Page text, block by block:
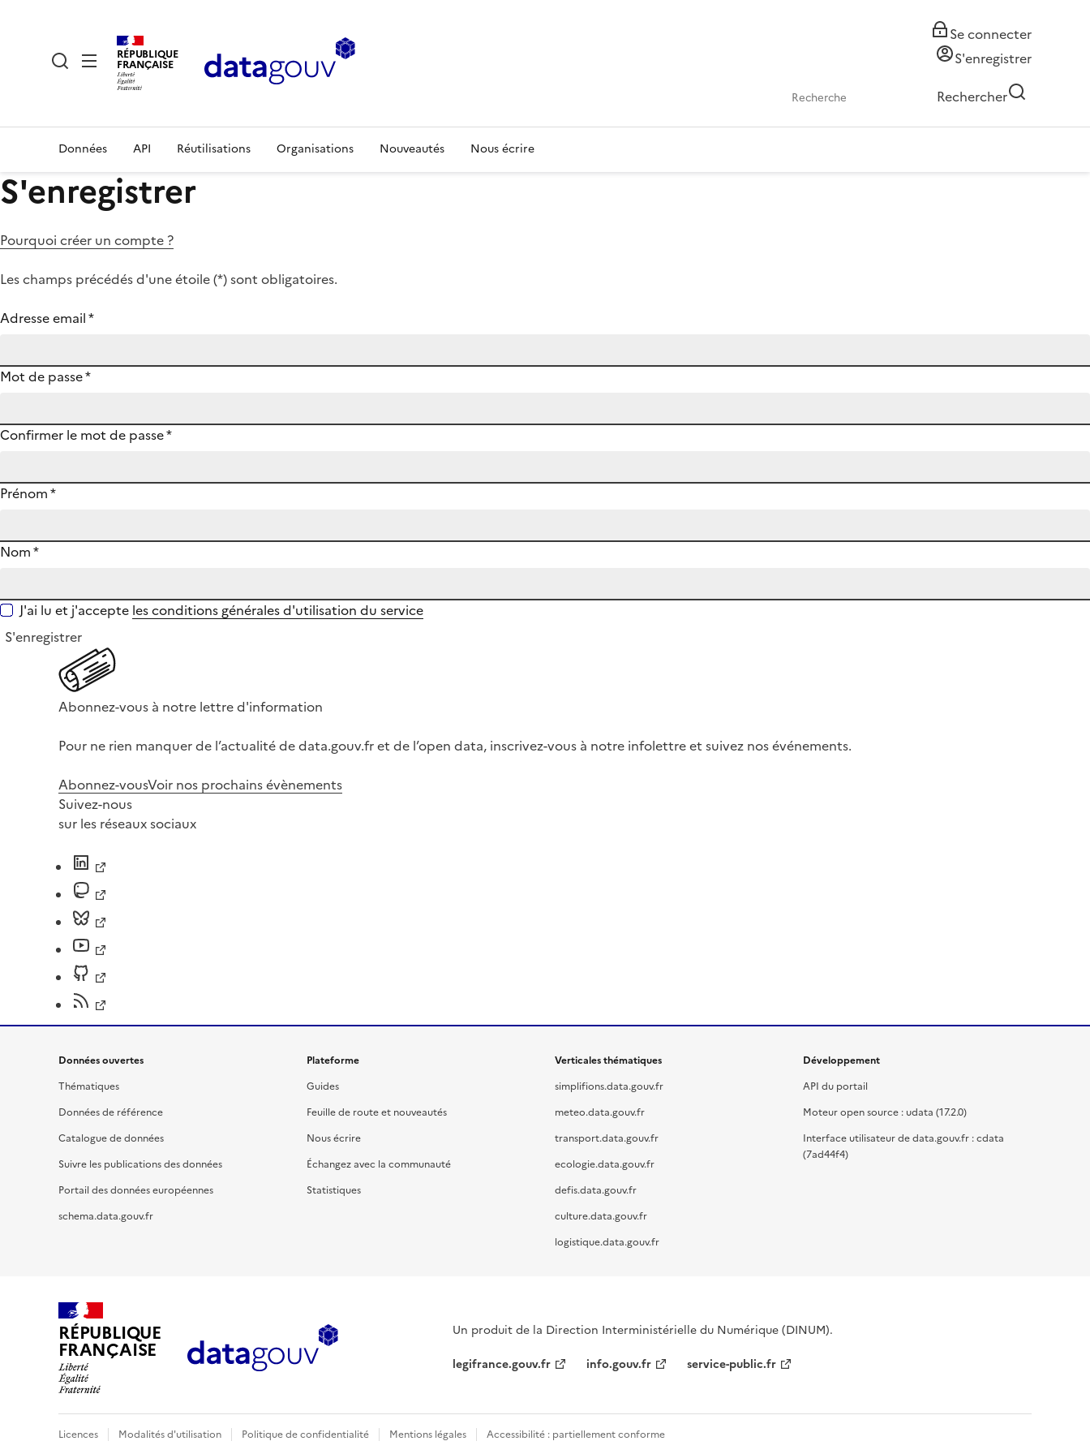
RÉPUBLIQUE
FRANÇAISE
Se connecter
S'enregistrer
Rechercher
Données API Réutilisations Organisations Nouveautés Nous écrire
S'enregistrer
Pourquoi créer un compte ?
Les champs précédés d'une étoile (*) sont obligatoires.
Adresse email*
Mot de passe*
Confirmer le mot de passe*
Prénom*
Nom*
J'ai lu et j'accepte les conditions générales d'utilisation du service
S'enregistrer
Abonnez-vous à notre lettre d'information
Pour ne rien manquer de l’actualité de data.gouv.fr et de l’open data, inscrivez-vous à notre infolettre et suivez nos événements.
Abonnez-vousVoir nos prochains évènements
Suivez-nous
sur les réseaux sociaux
Données ouvertes
Thématiques
Données de référence
Catalogue de données
Suivre les publications des données
Portail des données européennes
schema.data.gouv.fr
Plateforme
Guides
Feuille de route et nouveautés
Nous écrire
Échangez avec la communauté
Statistiques
Verticales thématiques
simplifions.data.gouv.fr
meteo.data.gouv.fr
transport.data.gouv.fr
ecologie.data.gouv.fr
defis.data.gouv.fr
culture.data.gouv.fr
logistique.data.gouv.fr
Développement
API du portail
Moteur open source : udata (17.2.0)
Interface utilisateur de data.gouv.fr : cdata
(7ad44f4)
RÉPUBLIQUE
FRANÇAISE
Un produit de la Direction Interministérielle du Numérique (DINUM).
legifrance.gouv.fr
info.gouv.fr service-public.fr
Licences Modalités d'utilisation Politique de confidentialité Mentions légales Accessibilité : partiellement conforme